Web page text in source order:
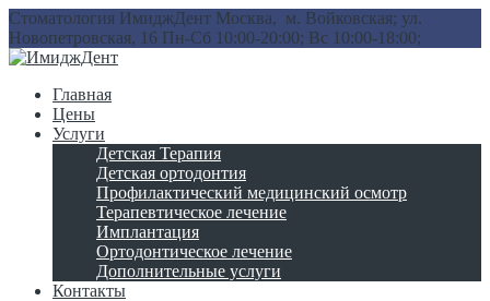
Стоматология ИмиджДент Москва, м. Войковская; ул.
Новопетровская, 16 Пн-Сб 10:00-20:00; Вс 10:00-18:00;
Главная
Цены
Услуги
Детская Терапия
Детская ортодонтия
Профилактический медицинский осмотр
Терапевтическое лечение
Имплантация
Ортодонтическое лечение
Дополнительные услуги
Контакты